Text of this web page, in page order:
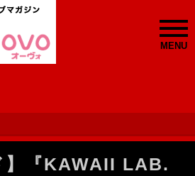
MENU
】『KAWAII LAB.